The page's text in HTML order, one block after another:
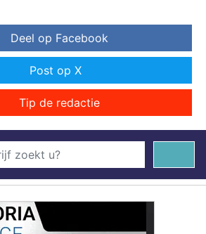
Deel op Facebook
Post op X
Tip de redactie